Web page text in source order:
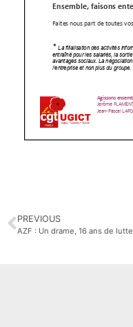
PREVIOUS